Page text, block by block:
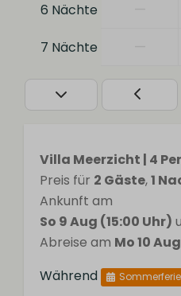
6 Nächte
7 Nächte
Villa Meerzicht | 4
Preis für 2 Gäste,1
Ankunft am
So 9 Aug (15:00 Uhr)
Abreise am Mo 10
Während